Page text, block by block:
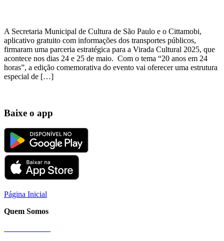
A Secretaria Municipal de Cultura de São Paulo e o Cittamobi,
aplicativo gratuito com informações dos transportes públicos,
firmaram uma parceria estratégica para a Virada Cultural 2025, que
acontece nos dias 24 e 25 de maio. Com o tema “20 anos em 24
horas”, a edição comemorativa do evento vai oferecer uma estrutura
especial de […]
Baixe o app
Página Inicial
Quem Somos